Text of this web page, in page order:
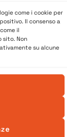
come i cookie per
Il consenso a
il
sito. Non
su alcune